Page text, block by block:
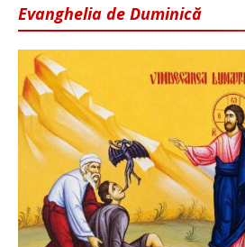
Evanghelia de Duminică